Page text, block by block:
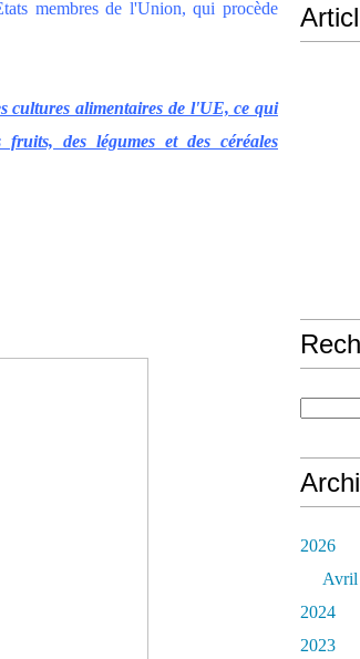
membres de l'Union, qui procède
cultures alimentaires de l'UE, ce qui
des légumes et des céréales
2026
Avril
2024
2023